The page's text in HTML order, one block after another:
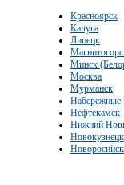
Красноярск
Калуга
Липецк
Минск
Москва
Мурманск
Набережные
Нефтекамск
Нижний
Новокузнецк
Новоросийск